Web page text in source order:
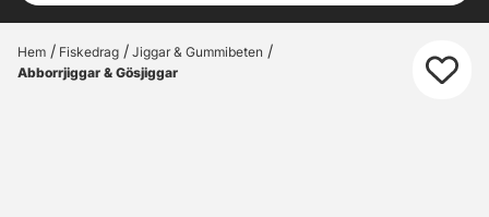
Hem Fiskedrag
Jiggar & Gummibeten
Abborrjiggar & Gösjiggar